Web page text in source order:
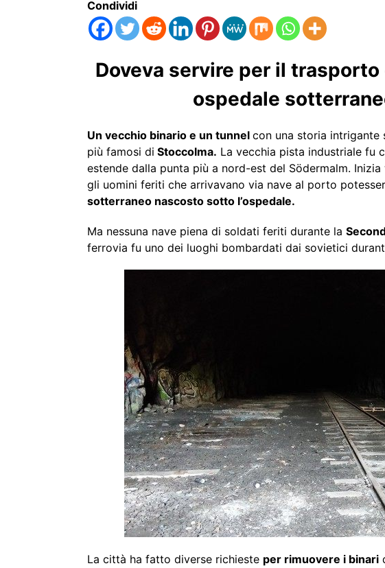
Condividi
Doveva servire per il
ospedale
Un vecchio binario e un tunnel con una storia intrigante
più famosi di Stoccolma. La vecchia pista industriale fu
estende dalla punta più a nord-est del Södermalm.
gli uomini feriti che arrivavano via nave al porto
sotterraneo nascosto sotto l’ospedale.
Ma nessuna nave piena di soldati feriti durante la
ferrovia fu uno dei luoghi bombardati dai sovietici
La città ha fatto diverse richieste per rimuovere i binari